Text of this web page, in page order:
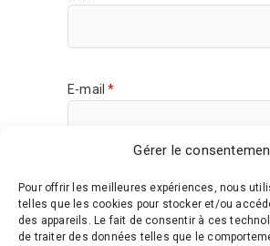
Gérer le
Pour offrir les meilleures expériences, nous
telles que les cookies pour stocker et/ou
des appareils. Le fait de consentir à ces
de traiter des données telles que le
E-mail*
Site web